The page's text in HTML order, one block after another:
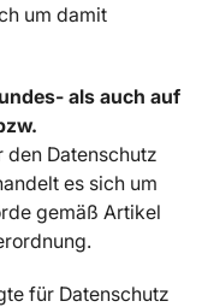
um damit
als auch auf
den Datenschutz
es sich um
gemäß Artikel
für Datenschutz